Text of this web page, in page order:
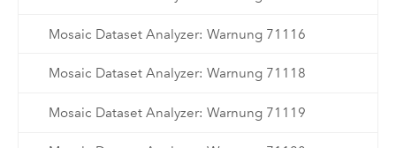
Mosaic Dataset Analyzer: Warnung 71116
Mosaic Dataset Analyzer: Warnung 71118
Mosaic Dataset Analyzer: Warnung 71119